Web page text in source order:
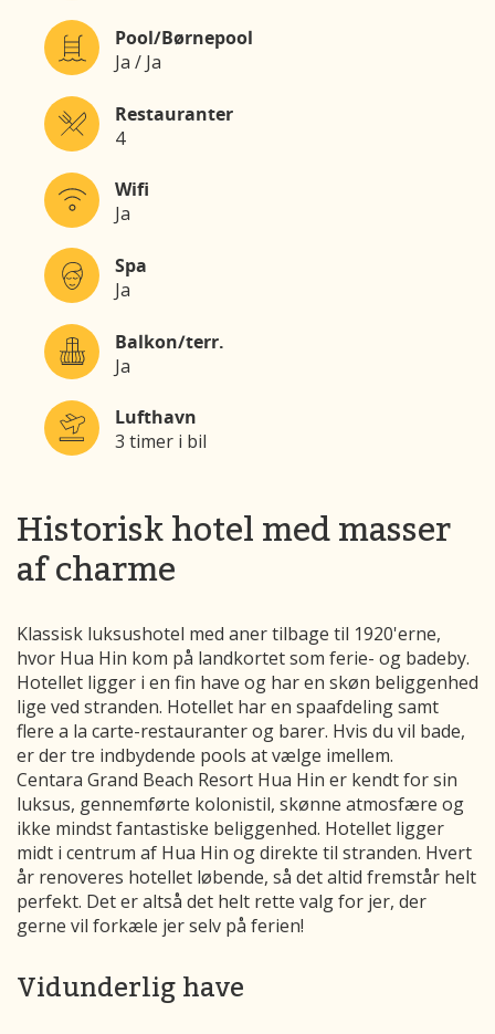
Pool/Børnepool
Ja / Ja
Restauranter
4
Wifi
Ja
Spa
Ja
Balkon/terr.
Ja
Lufthavn
3 timer i bil
Historisk hotel med masser
af charme
Klassisk luksushotel med aner tilbage til 1920'erne,
hvor Hua Hin kom på landkortet som ferie- og badeby.
Hotellet ligger i en fin have og har en skøn beliggenhed
lige ved stranden. Hotellet har en spaafdeling samt
flere a la carte-restauranter og barer. Hvis du vil bade,
er der tre indbydende pools at vælge imellem.
Centara Grand Beach Resort Hua Hin er kendt for sin
luksus, gennemførte kolonistil, skønne atmosfære og
ikke mindst fantastiske beliggenhed. Hotellet ligger
midt i centrum af Hua Hin og direkte til stranden. Hvert
år renoveres hotellet løbende, så det altid fremstår helt
perfekt. Det er altså det helt rette valg for jer, der
gerne vil forkæle jer selv på ferien!
Vidunderlig have